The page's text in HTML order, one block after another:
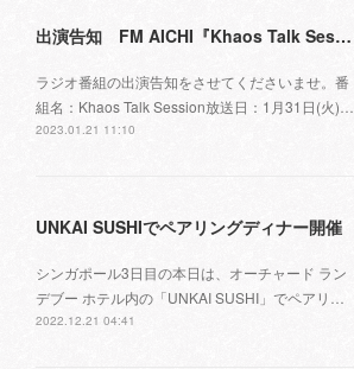
出演告知 FM AICHI『Khaos Talk Session』
ラジオ番組の出演告知をさせてくださいませ。番
組名：Khaos Talk Session放送日：1月31日(火)…
2023.01.21 11:10
UNKAI SUSHIでペアリングディナー開催
シンガポール3日目の本日は、オーチャード ラン
デブー ホテル内の「UNKAI SUSHI」でペアリ…
2022.12.21 04:41